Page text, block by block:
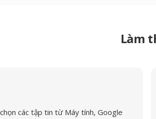
Làm
các tập tin từ Máy tính, Google